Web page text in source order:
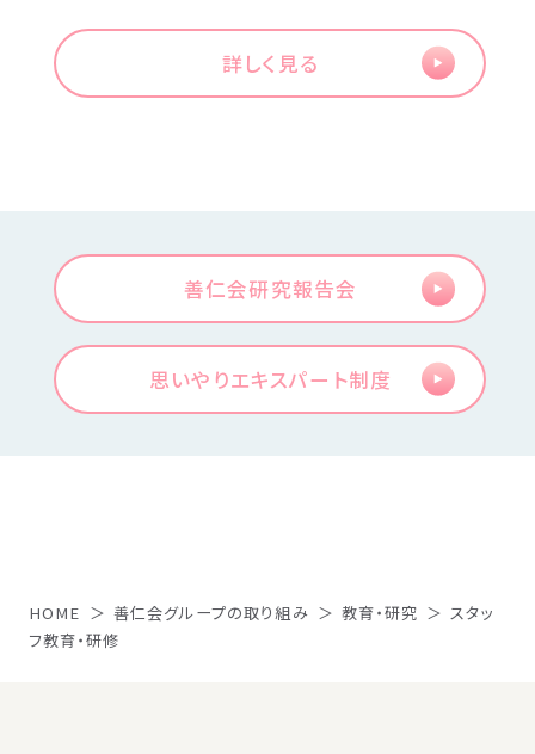
詳しく見る
善仁会研究報告会
思いやりエキスパート制度
HOME 善仁会グループの取り組み 教育・研究
スタッ
フ教育・研修